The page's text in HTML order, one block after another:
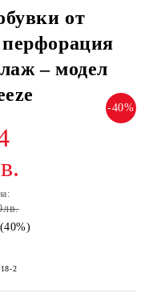
от
перфорация
– модел
-40%
2